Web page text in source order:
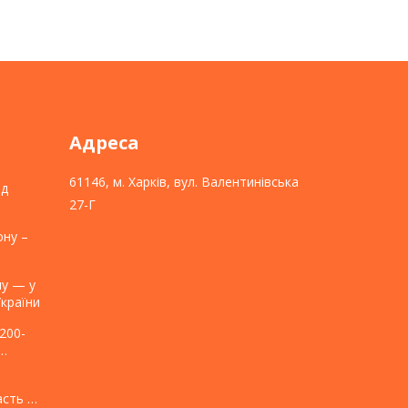
–
— у
у
Адреса
61146, м. Харків, вул. Валентинівська
27-Г